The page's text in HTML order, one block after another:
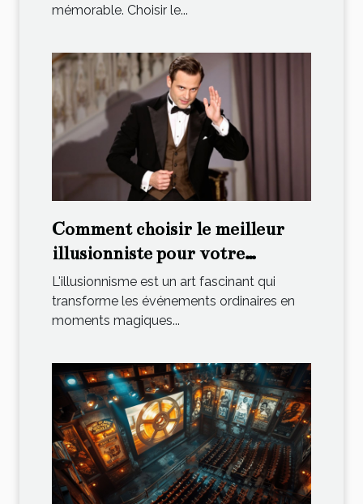
mémorable. Choisir le...
Comment choisir le meilleur
illusionniste pour votre
événement spécial
L'illusionnisme est un art fascinant qui
transforme les événements ordinaires en
moments magiques...